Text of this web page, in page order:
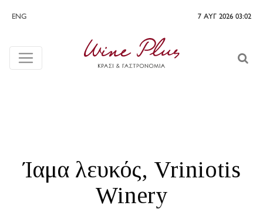
ENG 7 ΑΥΓ 2026 03:02
Ίαμα λευκός, Vriniotis
Winery